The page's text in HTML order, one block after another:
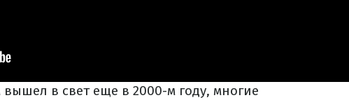
в свет еще в 2000-м году, многие